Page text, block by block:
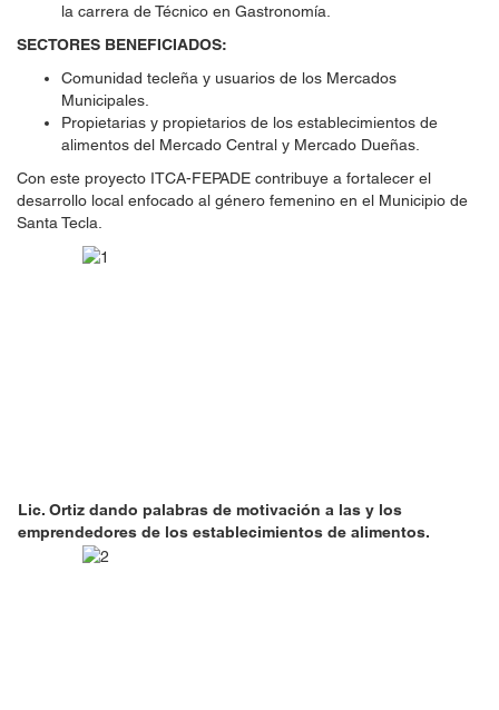
la carrera de Técnico en Gastronomía.
SECTORES BENEFICIADOS:
Comunidad tecleña y usuarios de los Mercados
Municipales.
Propietarias y propietarios de los establecimientos de
alimentos del Mercado Central y Mercado Dueñas.
Con este proyecto ITCA-FEPADE contribuye a fortalecer el
desarrollo local enfocado al género femenino en el Municipio de
Santa Tecla.
Lic. Ortiz dando palabras de motivación a las y los
emprendedores de los establecimientos de alimentos.